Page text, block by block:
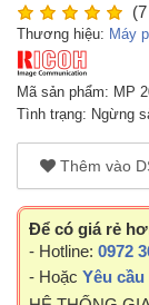
Thương hiệu: Máy
Mã sản phẩm: MP
Tình trạng: Ngừng
Thêm vào
Để có giá rẻ
- Hotline: 0972
- Hoặc Yêu